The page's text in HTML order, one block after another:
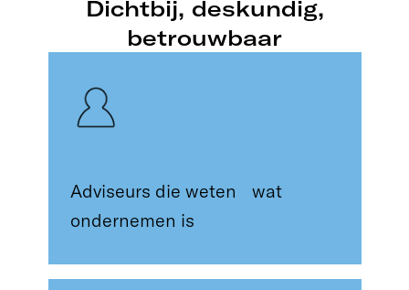
Dichtbij, deskundig,
betrouwbaar
Adviseurs die weten wat
ondernemen is